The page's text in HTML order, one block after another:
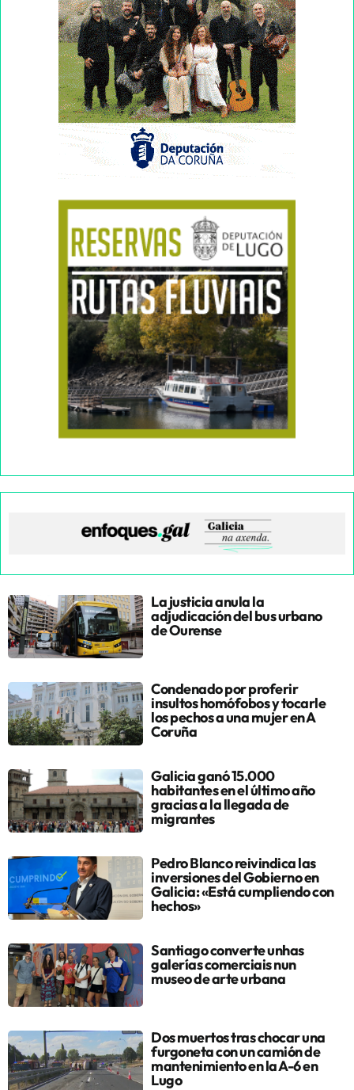
La justicia anula la
adjudicación del bus urbano
de Ourense
Condenado por proferir
insultos homófobos y tocarle
los pechos a una mujer en A
Coruña
Galicia ganó 15.000
habitantes en el último año
gracias a la llegada de
migrantes
Pedro Blanco reivindica las
inversiones del Gobierno en
Galicia: «Está cumpliendo con
hechos»
Santiago converte unhas
galerías comerciais nun
museo de arte urbana
Dos muertos tras chocar una
furgoneta con un camión de
mantenimiento en la A-6 en
Lugo